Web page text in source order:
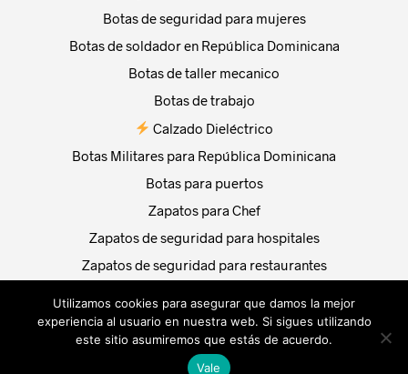
Botas de seguridad para mujeres
Botas de soldador en República Dominicana
Botas de taller mecanico
Botas de trabajo
Calzado Dieléctrico
Botas Militares para República Dominicana
Botas para puertos
Zapatos para Chef
Zapatos de seguridad para hospitales
Zapatos de seguridad para restaurantes
OZAPATO | dominicana@ozapato.com | Calzado Escolar
Utilizamos cookies para asegurar que damos la mejor
experiencia al usuario en nuestra web. Si sigues utilizando
este sitio asumiremos que estás de acuerdo.
Vale